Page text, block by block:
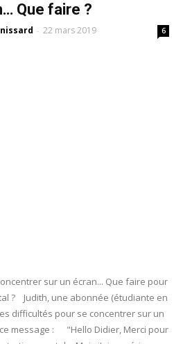
Que faire ?
- 22 mars 2019 6
sur un écran... Que faire pour
? Judith, une abonnée (étudiante en
difficultés pour se concentrer sur un
message : "Hello Didier, Merci pour